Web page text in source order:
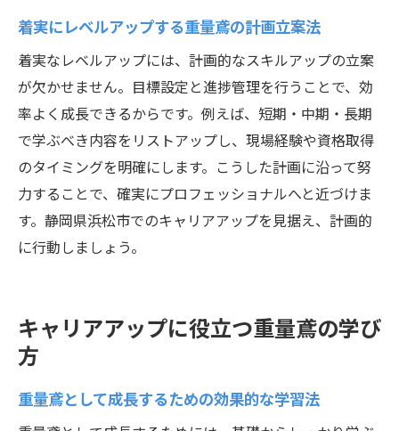
着実にレベルアップする重量鳶の計画立案法
着実なレベルアップには、計画的なスキルアップの立案
が欠かせません。目標設定と進捗管理を行うことで、効
率よく成長できるからです。例えば、短期・中期・長期
で学ぶべき内容をリストアップし、現場経験や資格取得
のタイミングを明確にします。こうした計画に沿って努
力することで、確実にプロフェッショナルへと近づけま
す。静岡県浜松市でのキャリアアップを見据え、計画的
に行動しましょう。
キャリアアップに役立つ重量鳶の学び
方
重量鳶として成長するための効果的な学習法